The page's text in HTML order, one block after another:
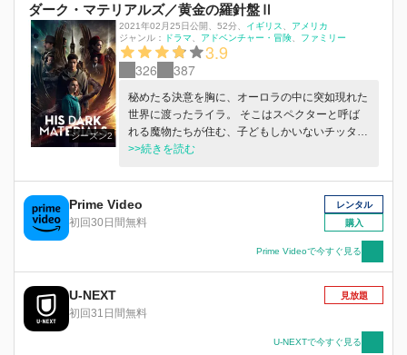
ダーク・マテリアルズ／黄金の羅針盤Ⅱ
シーズン2
2021年02月25日公開 52分 イギリス
アメリカ
ジャンル：
ドラマ アドベンチャー・冒険 ファミリー
3.9
326 387
秘めたる決意を胸に、オーロラの中に突如現れた
世界に渡ったライラ。 そこはスペクターと呼ば
れる魔物たちが住む、子どもしかいないチッタガ
ーゼという荒廃した街だった。ライラはそこで別
う。やがてふたりは不思議な短剣の存在を知る
が…。新たな世界に舞台を移し、ライラの壮大な
冒険の第2幕が、今始まる！
>>続きを読む
Prime Video
初回30日間無料
レンタル
購入
Prime Videoで今すぐ見る
U-NEXT
初回31日間無料
見放題
U-NEXTで今すぐ見る